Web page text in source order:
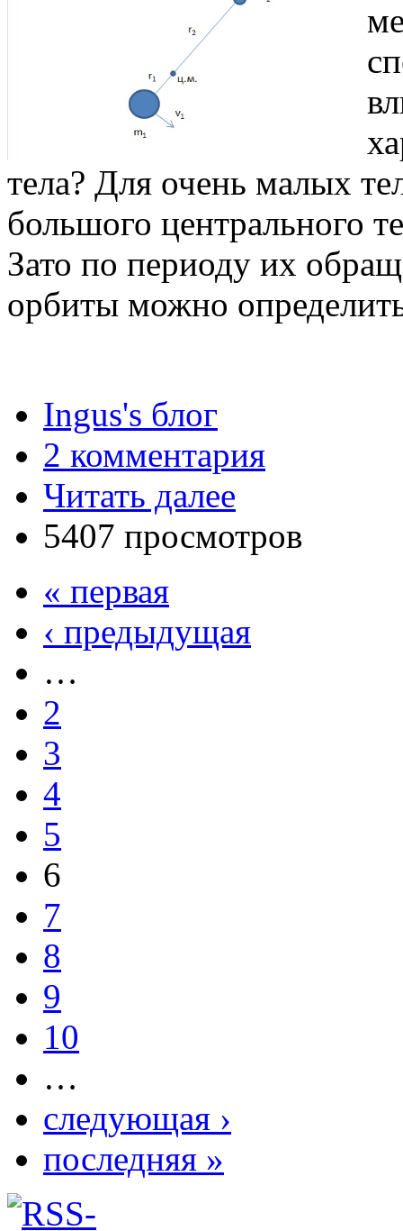
тела? Для очень малых
большого центрального
Зато по периоду их
орбиты можно
Ingus's блог
2 комментария
Читать далее
5407 просмотров
« первая
‹ предыдущая
…
2
3
4
5
6
7
8
9
10
…
следующая ›
последняя »